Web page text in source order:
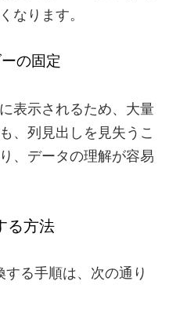
なります。
の固定
表示されるため、大量
、列見出しを見失うこ
、データの理解が容易
る方法
る手順は、次の通り